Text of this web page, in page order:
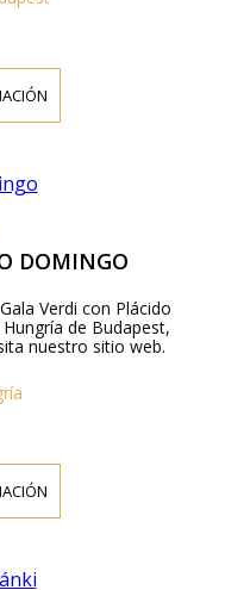
DOMINGO
Verdi con Plácido
de Budapest,
nuestro sitio web.